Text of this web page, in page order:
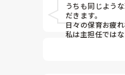
うちも同じよう
だきます。
日々の保育お疲
私は主担任では